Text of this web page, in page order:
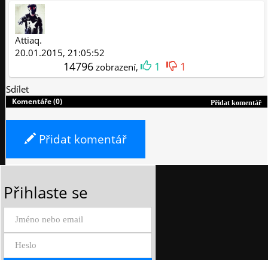
Attiaq.
20.01.2015, 21:05:52
14796 zobrazení, 1 1
Sdílet
Přidat komentář
Komentáře (0)
Přidat komentář
Přihlaste se